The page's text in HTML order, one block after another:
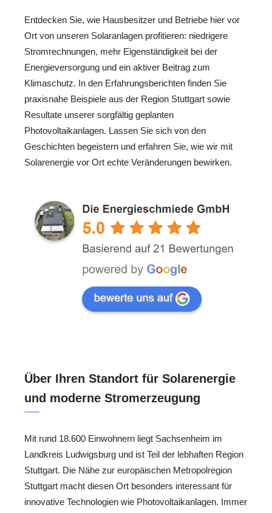
Entdecken Sie, wie Hausbesitzer und Betriebe hier vor
Ort von unseren Solaranlagen profitieren: niedrigere
Stromrechnungen, mehr Eigenständigkeit bei der
Energieversorgung und ein aktiver Beitrag zum
Klimaschutz. In den Erfahrungsberichten finden Sie
praxisnahe Beispiele aus der Region Stuttgart sowie
Resultate unserer sorgfältig geplanten
Photovoltaikanlagen. Lassen Sie sich von den
Geschichten begeistern und erfahren Sie, wie wir mit
Solarenergie vor Ort echte Veränderungen bewirken.
Über Ihren Standort für Solarenergie
und moderne Stromerzeugung
Mit rund 18.600 Einwohnern liegt Sachsenheim im
Landkreis Ludwigsburg und ist Teil der lebhaften Region
Stuttgart. Die Nähe zur europäischen Metropolregion
Stuttgart macht diesen Ort besonders interessant für
innovative Technologien wie Photovoltaikanlagen. Immer